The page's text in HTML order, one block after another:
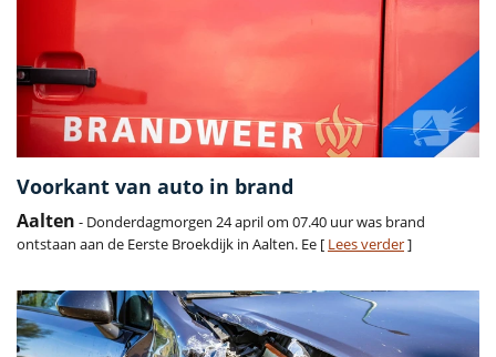
Voorkant van auto in brand
Aalten - Donderdagmorgen 24 april om 07.40 uur was brand
ontstaan aan de Eerste Broekdijk in Aalten. Ee [ Lees verder]